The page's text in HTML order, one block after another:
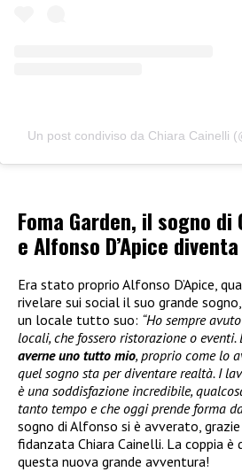
Un post condiviso da Chiara Cainelli
Foma Garden, il sogno
e Alfonso D’Apice
Era stato proprio Alfonso D’Apice,
rivelare sui social il suo grande
un locale tutto suo: “Ho sempre
locali, che fossero ristorazione o eventi.
averne uno tutto mio, proprio come lo
quel sogno sta per diventare realtà. I
è una soddisfazione incredibile,
tanto tempo e che oggi prende forma
sogno di Alfonso si è avverato,
fidanzata Chiara Cainelli. La coppia è
questa nuova grande avventura!